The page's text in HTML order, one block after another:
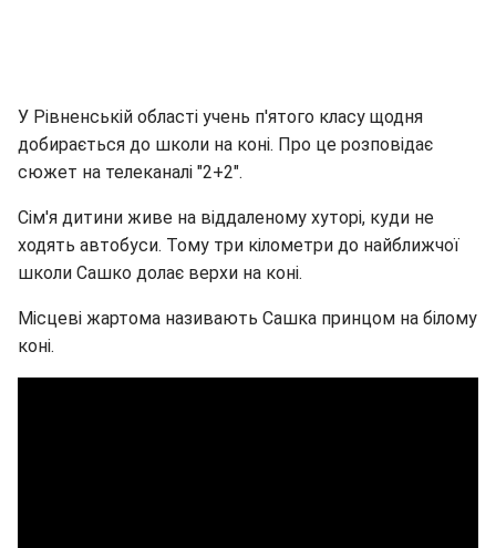
У Рівненській області учень п'ятого класу щодня
добирається до школи на коні. Про це розповідає
сюжет на телеканалі "2+2".
Сім'я дитини живе на віддаленому хуторі, куди не
ходять автобуси. Тому три кілометри до найближчої
школи Сашко долає верхи на коні.
Місцеві жартома називають Сашка принцом на білому
коні.